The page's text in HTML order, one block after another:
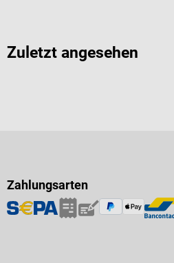
Zuletzt angesehen
Zahlungsarten